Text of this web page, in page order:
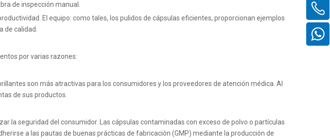
de inspección manual.
El equipo: como tales, los pulidos de cápsulas eficientes, proporcionan ejemplos
de calidad.
por varias razones:
son más atractivas para los consumidores y los proveedores de atención médica. Al
de sus productos.
la seguridad del consumidor. Las cápsulas contaminadas con exceso de polvo o partículas
a las pautas de buenas prácticas de fabricación (GMP) mediante la producción de